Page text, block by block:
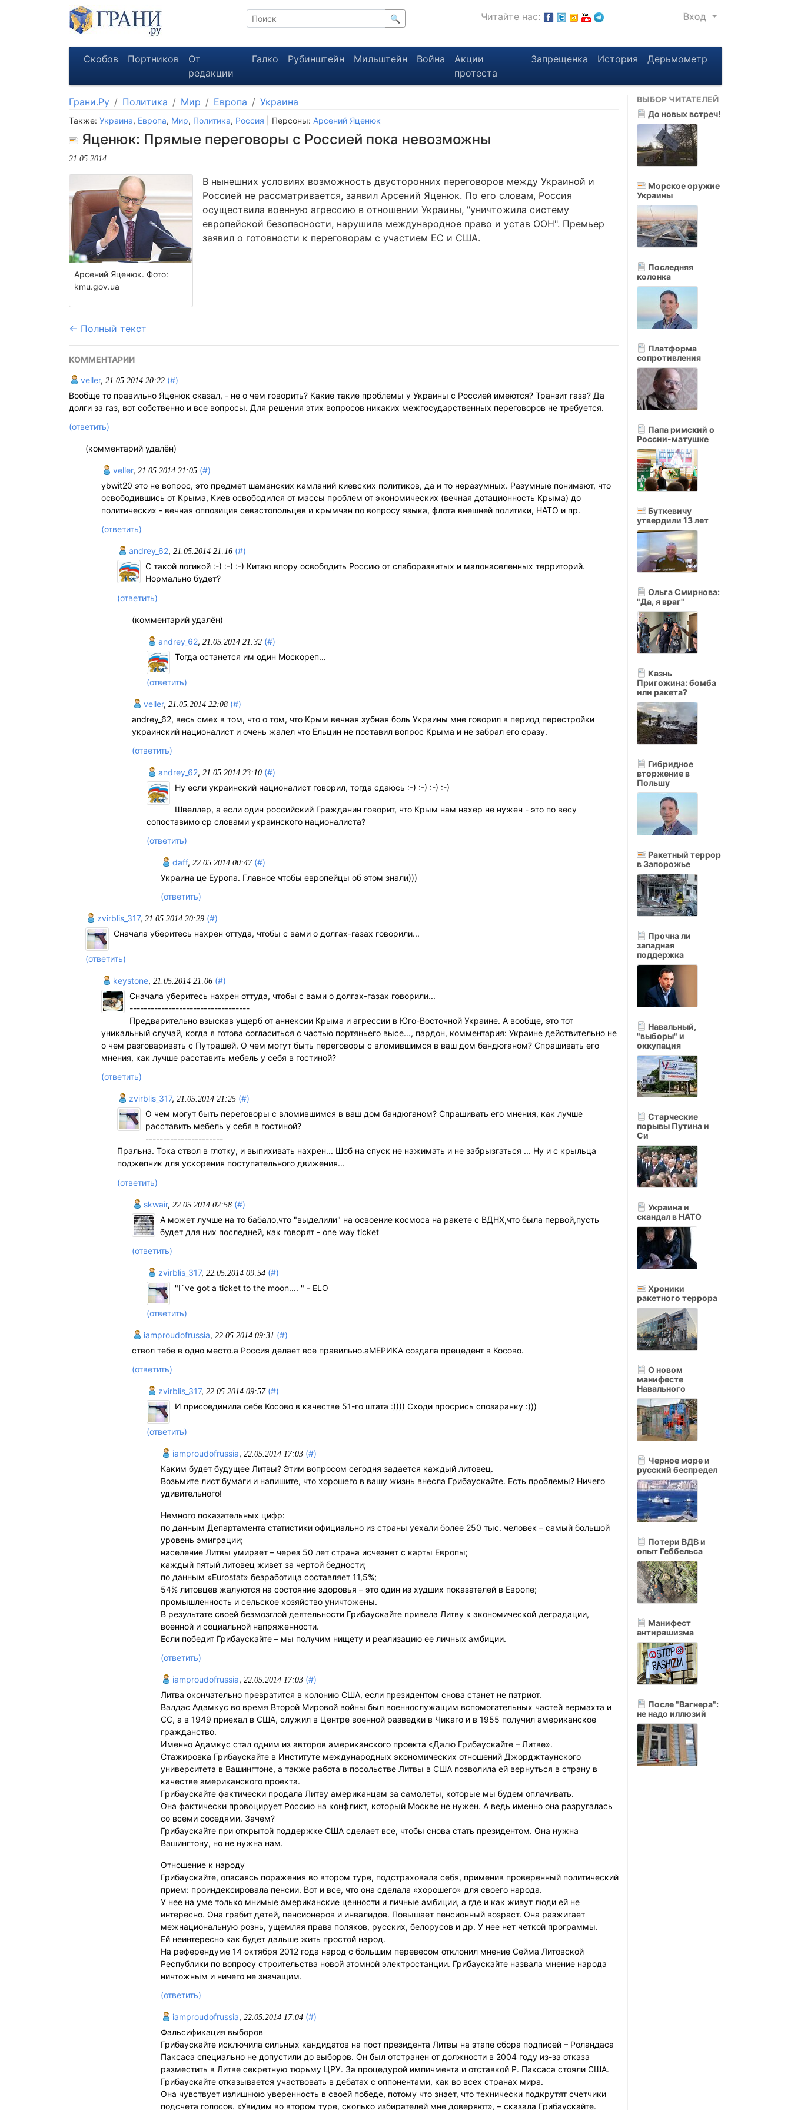
🔍 Читайте нас: Вход
Скобов Портников
От
редакции
Галко Рубинштейн Мильштейн Война
Акции
протеста
Запрещенка История Дерьмометр
Грани.Ру Политика Мир Европа Украина
Также: Украина, Европа, Мир, Политика, Россия | Персоны: Арсений Яценюк
Яценюк: Прямые переговоры с Россией пока невозможны
21.05.2014
Арсений Яценюк. Фото:
kmu.gov.ua
В нынешних условиях возможность двусторонних переговоров между Украиной и
Россией не рассматривается, заявил Арсений Яценюк. По его словам, Россия
осуществила военную агрессию в отношении Украины, "уничтожила систему
европейской безопасности, нарушила международное право и устав ООН". Премьер
заявил о готовности к переговорам с участием ЕС и США.
← Полный текст
КОММЕНТАРИИ
veller, 21.05.2014 20:22 (#)
Вообще то правильно Яценюк сказал, - не о чем говорить? Какие такие проблемы у Украины с Россией имеются? Транзит газа? Да
долги за газ, вот собственно и все вопросы. Для решения этих вопросов никаких межгосударственных переговоров не требуется.
(ответить)
(комментарий удалён)
veller,21.05.2014 21:05 (#)
ybwit20 это не вопрос, это предмет шаманских камланий киевских политиков, да и то неразумных. Разумные понимают, что
освободившись от Крыма, Киев освободился от массы проблем от экономических (вечная дотационность Крыма) до
политических - вечная оппозиция севастопольцев и крымчан по вопросу языка, флота внешней политики, НАТО и пр.
(ответить)
andrey_62, 21.05.2014 21:16 (#)
С такой логикой :-) :-) :-) Китаю впору освободить Россию от слаборазвитых и малонаселенных территорий.
Нормально будет?
(ответить)
(комментарий удалён)
andrey_62, 21.05.2014 21:32 (#)
Тогда останется им один Москореп...
(ответить)
veller,21.05.2014 22:08 (#)
andrey_62, весь смех в том, что о том, что Крым вечная зубная боль Украины мне говорил в период перестройки
украинский националист и очень жалел что Ельцин не поставил вопрос Крыма и не забрал его сразу.
(ответить)
andrey_62, 21.05.2014 23:10 (#)
Ну если украинский националист говорил, тогда сдаюсь :-) :-) :-) :-)
Швеллер, а если один российский Гражданин говорит, что Крым нам нахер не нужен - это по весу
сопоставимо ср словами украинского националиста?
(ответить)
daff, 22.05.2014 00:47 (#)
Украина це Еуропа. Главное чтобы европейцы об этом знали)))
(ответить)
zvirblis_317,21.05.2014 20:29 (#)
Сначала уберитесь нахрен оттуда, чтобы с вами о долгах-газах говорили...
(ответить)
keystone,21.05.2014 21:06 (#)
Сначала уберитесь нахрен оттуда, чтобы с вами о долгах-газах говорили...
----------------------------------
Предварительно взыскав ущерб от аннексии Крыма и агрессии в Юго-Восточной Украине. А вообще, это тот
уникальный случай, когда я готова согласиться с частью портяньего высе..., пардон, комментария: Украине действительно не
о чем разговаривать с Путрашей. О чем могут быть переговоры с вломившимся в ваш дом бандюганом? Спрашивать его
мнения, как лучше расставить мебель у себя в гостиной?
(ответить)
zvirblis_317, 21.05.2014 21:25 (#)
О чем могут быть переговоры с вломившимся в ваш дом бандюганом? Спрашивать его мнения, как лучше
расставить мебель у себя в гостиной?
----------------------
Пральна. Тока ствол в глотку, и выпихивать нахрен... Шоб на спуск не нажимать и не забрызгаться ... Ну и с крыльца
поджепник для ускорения поступательного движения...
(ответить)
skwair,22.05.2014 02:58 (#)
А может лучше на то бабало,что "выделили" на освоение космоса на ракете с ВДНХ,что была первой,пусть
будет для них последней, как говорят - one way ticket
(ответить)
zvirblis_317, 22.05.2014 09:54 (#)
"I`ve got a ticket to the moon.... " - ELO
(ответить)
iamproudofrussia,22.05.2014 09:31 (#)
ствол тебе в одно место.а Россия делает все правильно.аМЕРИКА создала прецедент в Косово.
(ответить)
zvirblis_317, 22.05.2014 09:57 (#)
И присоединила себе Косово в качестве 51-го штата :)))) Сходи просрись спозаранку :)))
(ответить)
iamproudofrussia, 22.05.2014 17:03 (#)
Каким будет будущее Литвы? Этим вопросом сегодня задается каждый литовец.
Возьмите лист бумаги и напишите, что хорошего в вашу жизнь внесла Грибаускайте. Есть проблемы? Ничего
удивительного!
Немного показательных цифр:
по данным Департамента статистики официально из страны уехали более 250 тыс. человек – самый большой
уровень эмиграции;
население Литвы умирает – через 50 лет страна исчезнет с карты Европы;
каждый пятый литовец живет за чертой бедности;
по данным «Eurostat» безработица составляет 11,5%;
54% литовцев жалуются на состояние здоровья – это один из худших показателей в Европе;
промышленность и сельское хозяйство уничтожены.
В результате своей безмозглой деятельности Грибаускайте привела Литву к экономической деградации,
военной и социальной напряженности.
Если победит Грибаускайте – мы получим нищету и реализацию ее личных амбиции.
(ответить)
iamproudofrussia, 22.05.2014 17:03 (#)
Литва окончательно превратится в колонию США, если президентом снова станет не патриот.
Валдас Адамкус во время Второй Мировой войны был военнослужащим вспомогательных частей вермахта и
СС, а в 1949 приехал в США, служил в Центре военной разведки в Чикаго и в 1955 получил американское
гражданство.
Именно Адамкус стал одним из авторов американского проекта «Далю Грибаускайте – Литве».
Стажировка Грибаускайте в Институте международных экономических отношений Джорджтаунского
университета в Вашингтоне, а также работа в посольстве Литвы в США позволила ей вернуться в страну в
качестве американского проекта.
Грибаускайте фактически продала Литву американцам за самолеты, которые мы будем оплачивать.
Она фактически провоцирует Россию на конфликт, который Москве не нужен. А ведь именно она разругалась
со всеми соседями. Зачем?
Грибаускайте при открытой поддержке США сделает все, чтобы снова стать президентом. Она нужна
Вашингтону, но не нужна нам.
Отношение к народу
Грибаускайте, опасаясь поражения во втором туре, подстраховала себя, применив проверенный политический
прием: проиндексировала пенсии. Вот и все, что она сделала «хорошего» для своего народа.
У нее на уме только мнимые американские ценности и личные амбиции, а где и как живут люди ей не
интересно. Она грабит детей, пенсионеров и инвалидов. Повышает пенсионный возраст. Она разжигает
межнациональную рознь, ущемляя права поляков, русских, белорусов и др. У нее нет четкой программы.
Ей неинтересно как будет дальше жить простой народ.
На референдуме 14 октября 2012 года народ с большим перевесом отклонил мнение Сейма Литовской
Республики по вопросу строительства новой атомной электростанции. Грибаускайте назвала мнение народа
ничтожным и ничего не значащим.
(ответить)
iamproudofrussia, 22.05.2014 17:04 (#)
Фальсификация выборов
Грибаускайте исключила сильных кандидатов на пост президента Литвы на этапе сбора подписей – Роландаса
Паксаса специально не допустили до выборов. Он был отстранен от должности в 2004 году из-за отказа
разместить в Литве секретную тюрьму ЦРУ. За процедурой импичмента и отставкой Р. Паксаса стояли США.
Грибаускайте отказывается участвовать в дебатах с оппонентами, как во всех странах мира.
Она чувствует излишнюю уверенность в своей победе, потому что знает, что технически подкрутят счетчики
подсчета голосов. «Увидим во втором туре, сколько избирателей мне доверяют», – сказала Грибаускайте.
ВЫБОР ЧИТАТЕЛЕЙ
До новых встреч!
Морское оружие
Украины
Последняя
колонка
Платформа
сопротивления
Папа римский о
России-матушке
Буткевичу
утвердили 13 лет
Ольга Смирнова:
"Да, я враг"
Казнь
Пригожина: бомба
или ракета?
Гибридное
вторжение в
Польшу
Ракетный террор
в Запорожье
Прочна ли
западная
поддержка
Навальный,
"выборы" и
оккупация
Старческие
порывы Путина и
Си
Украина и
скандал в НАТО
Хроники
ракетного террора
О новом
манифесте
Навального
Черное море и
русский беспредел
Потери ВДВ и
опыт Геббельса
Манифест
антирашизма
После "Вагнера":
не надо иллюзий